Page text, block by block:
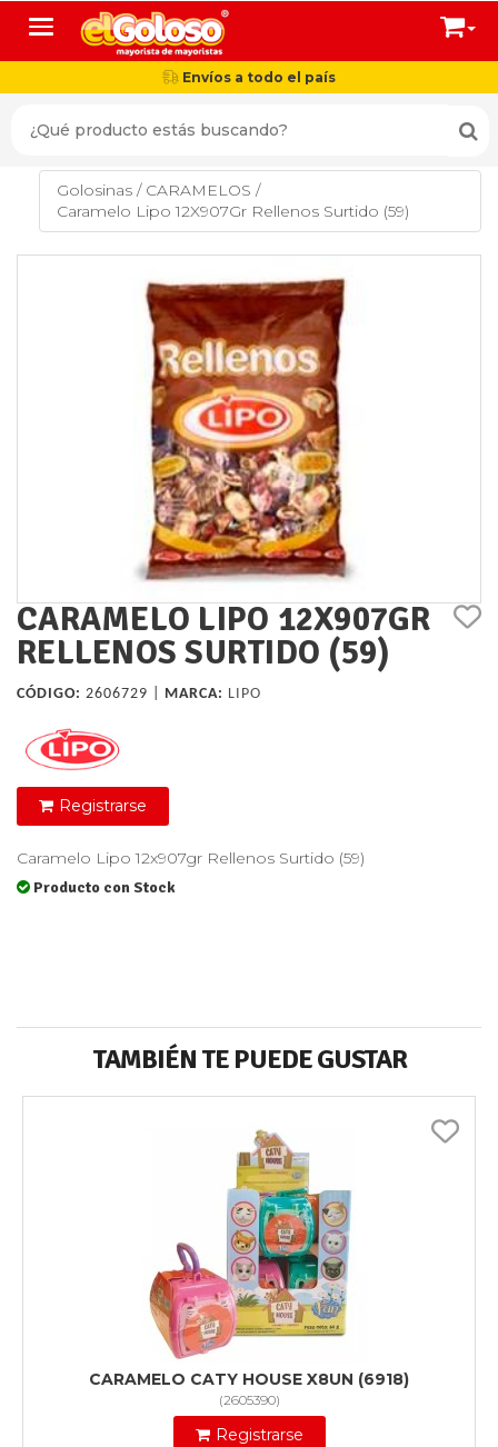
Toggle navigation
Envíos a todo el país
Golosinas / CARAMELOS /
Caramelo Lipo 12X907Gr Rellenos Surtido (59)
CARAMELO LIPO 12X907GR
RELLENOS SURTIDO (59)
CÓDIGO: 2606729 | MARCA: LIPO
Registrarse
Caramelo Lipo 12x907gr Rellenos Surtido (59)
Producto con Stock
TAMBIÉN TE PUEDE GUSTAR
CARAMELO CATY HOUSE X8UN (6918)
(2605390)
Registrarse